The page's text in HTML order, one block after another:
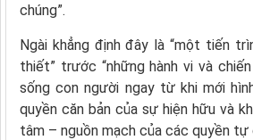
chúng”.
Ngài khẳng định đây là “một tiến
thiết” trước “những hành vi và
sống con người ngay từ khi mới
quyền căn bản của sự hiện hữu và
tâm – nguồn mạch của các quyền tự